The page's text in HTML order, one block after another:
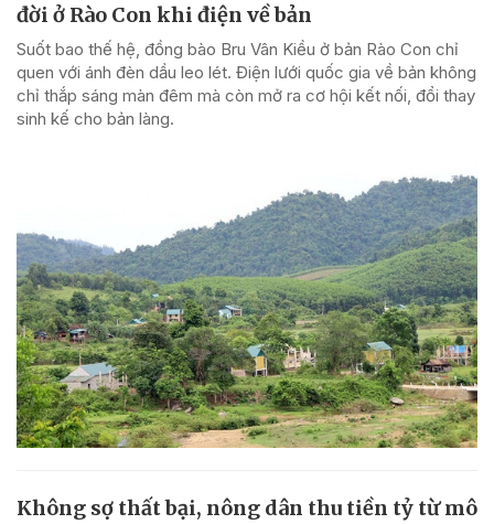
đời ở Rào Con khi điện về bản
Suốt bao thế hệ, đồng bào Bru Vân Kiều ở bản Rào Con chỉ
quen với ánh đèn dầu leo lét. Điện lưới quốc gia về bản không
chỉ thắp sáng màn đêm mà còn mở ra cơ hội kết nối, đổi thay
sinh kế cho bản làng.
Không sợ thất bại, nông dân thu tiền tỷ từ mô